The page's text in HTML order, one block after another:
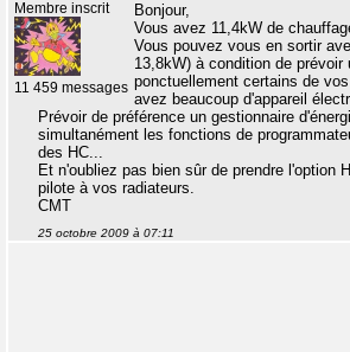
Membre inscrit
11 459 messages
Bonjour,
Vous avez 11,4kW de
Vous pouvez vous en sortir
13,8kW) à condition de prévoir
ponctuellement certains de
avez beaucoup d'appareil
Prévoir de préférence un gestionnaire
simultanément les fonctions de
des HC...
Et n'oubliez pas bien sûr de prendre l'option
pilote à vos radiateurs.
CMT
25 octobre 2009 à 07:11